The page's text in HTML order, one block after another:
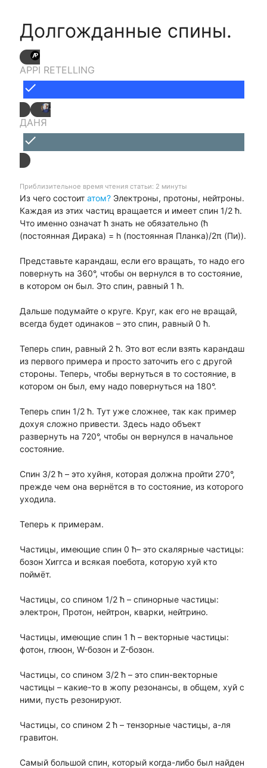
Долгожданные спины.
APPI RETELLING
done
ДАНЯ
done
Приблизительное время чтения статьи: 2 минуты
Из чего состоит атом?Электроны, протоны, нейтроны.
Каждая из этих частиц вращается и имеет спин 1/2 ħ.
Что именно означат ħ знать не обязательно (ħ
(постоянная Дирака) = h (постоянная Планка)/2π (Пи)).
Представьте карандаш, если его вращать, то надо его
повернуть на 360°, чтобы он вернулся в то состояние,
в котором он был. Это спин, равный 1 ħ.
Дальше подумайте о круге. Круг, как его не вращай,
всегда будет одинаков – это спин, равный 0 ħ.
Теперь спин, равный 2 ħ. Это вот если взять карандаш
из первого примера и просто заточить его с другой
стороны. Теперь, чтобы вернуться в то состояние, в
котором он был, ему надо повернуться на 180°.
Теперь спин 1/2 ħ. Тут уже сложнее, так как пример
дохуя сложно привести. Здесь надо объект
развернуть на 720°, чтобы он вернулся в начальное
состояние.
Спин 3/2 ħ – это хуйня, которая должна пройти 270°,
прежде чем она вернётся в то состояние, из которого
уходила.
Теперь к примерам.
Частицы, имеющие спин 0 ħ– это скалярные частицы:
бозон Хиггса и всякая поебота, которую хуй кто
поймёт.
Частицы, со спином 1/2 ħ – спинорные частицы:
электрон, Протон, нейтрон, кварки, нейтрино.
Частицы, имеющие спин 1 ħ – векторные частицы:
фотон, глюон, W-бозон и Z-бозон.
Частицы, со спином 3/2 ħ – это спин-векторные
частицы – какие-то в жопу резонансы, в общем, хуй с
ними, пусть резонируют.
Частицы, со спином 2 ħ – тензорные частицы, а-ля
гравитон.
Самый большой спин, который когда-либо был найден